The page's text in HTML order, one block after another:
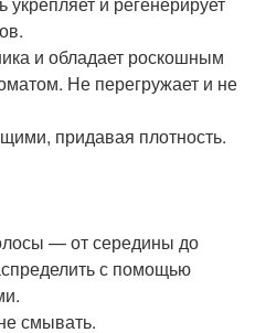
и обладает роскошным
Не перегружает и не
придавая плотность.
— от середины до
с помощью
смывать.